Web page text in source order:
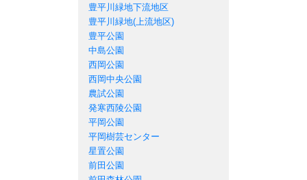
豊平川緑地下流地区
豊平川緑地(上流地区)
豊平公園
中島公園
西岡公園
西岡中央公園
農試公園
発寒西陵公園
平岡公園
平岡樹芸センター
星置公園
前田公園